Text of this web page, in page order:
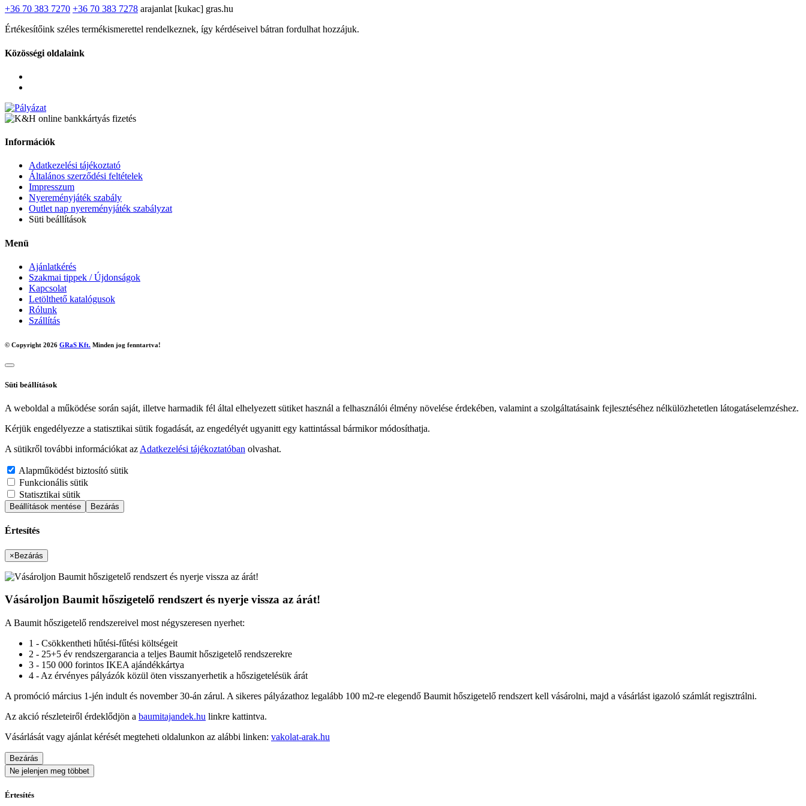
+36 70 383 7270 +36 70 383 7278 arajanlat [kukac] gras.hu
Értékesítőink széles termékismerettel rendelkeznek, így kérdéseivel bátran fordulhat hozzájuk.
Közösségi oldalaink
Információk
Adatkezelési tájékoztató
Általános szerződési feltételek
Impresszum
Nyereményjáték szabály
Outlet nap nyereményjáték szabályzat
Süti beállítások
Menü
Ajánlatkérés
Szakmai tippek / Újdonságok
Kapcsolat
Letölthető katalógusok
Rólunk
Szállítás
© Copyright 2026 GRaS Kft. Minden jog fenntartva!
Süti beállítások
A weboldal a működése során saját, illetve harmadik fél által elhelyezett sütiket használ a felhasználói élmény növelése érdekében, valamint a szolgáltatásaink fejlesztéséhez nélkülözhetetlen látogatáselemzéshez.
Kérjük engedélyezze a statisztikai sütik fogadását, az engedélyét ugyanitt egy kattintással bármikor módosíthatja.
A sütikről további információkat az Adatkezelési tájékoztatóban olvashat.
Alapműködést biztosító sütik
Funkcionális sütik
Statisztikai sütik
Beállítások mentése Bezárás
Értesítés
× Bezárás
Vásároljon Baumit hőszigetelő rendszert és nyerje vissza az árát!
A Baumit hőszigetelő rendszereivel most négyszeresen nyerhet:
1 - Csökkentheti hűtési-fűtési költségeit
2 - 25+5 év rendszergarancia a teljes Baumit hőszigetelő rendszerekre
3 - 150 000 forintos IKEA ajándékkártya
4 - Az érvényes pályázók közül öten visszanyerhetik a hőszigetelésük árát
A promóció március 1-jén indult és november 30-án zárul. A sikeres pályázathoz legalább 100 m2-re elegendő Baumit hőszigetelő rendszert kell vásárolni, majd a vásárlást igazoló számlát regisztrálni.
Az akció részleteiről érdeklődjön a baumitajandek.hu linkre kattintva.
Vásárlását vagy ajánlat kérését megteheti oldalunkon az alábbi linken: vakolat-arak.hu
Bezárás
Ne jelenjen meg többet
Értesítés